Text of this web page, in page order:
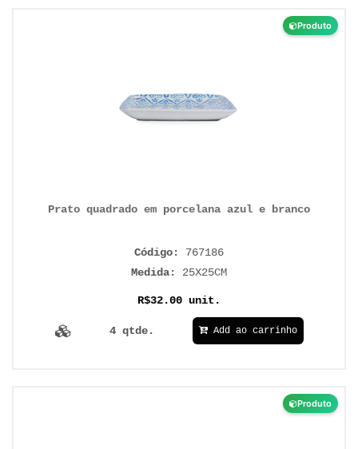
Produto
Prato quadrado em porcelana azul e branco
Código: 767186
Medida: 25X25CM
R$32.00 unit.
4 qtde. Add ao carrinho
Produto